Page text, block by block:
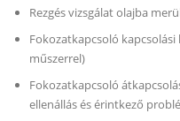
Rezgés vizsgálat olajba
Fokozatkapcsoló
műszerrel)
Fokozatkapcsoló
ellenállás és érintkező